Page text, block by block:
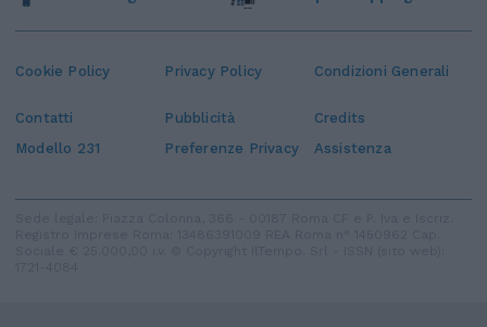
Cookie Policy Privacy Policy Condizioni Generali
Contatti Pubblicità
Credits
Modello 231
Preferenze Privacy Assistenza